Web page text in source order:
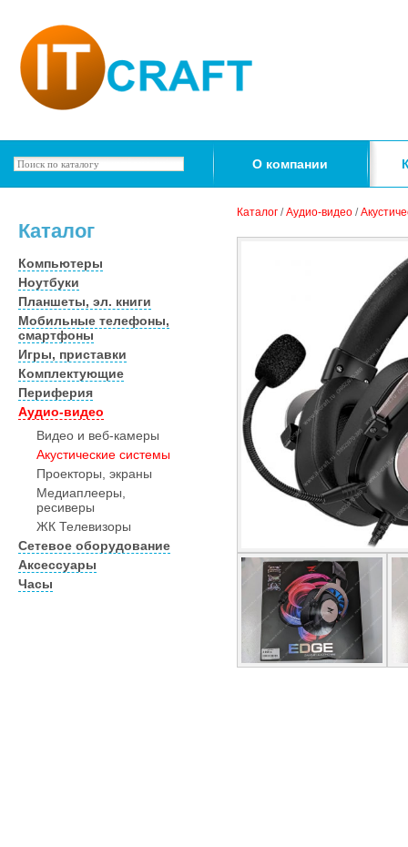
О компании
Каталог
Компьютеры
Ноутбуки
Планшеты, эл. книги
Мобильные телефоны,
смартфоны
Игры, приставки
Комплектующие
Периферия
Аудио-видео
Видео и веб-камеры
Акустические системы
Проекторы, экраны
Медиаплееры,
ресиверы
ЖК Телевизоры
Сетевое оборудование
Аксессуары
Часы
Каталог /Аудио-видео /